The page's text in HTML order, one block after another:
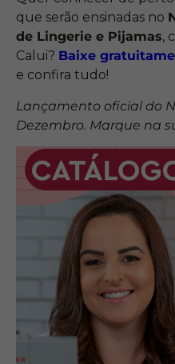
que serão ensinadas no
de Lingerie e Pijamas,
Calui? Baixe
e confira tudo!
Lançamento oficial do
Dezembro. Marque na